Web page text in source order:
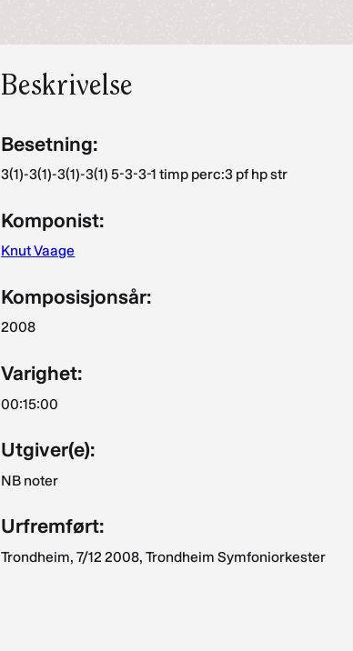
Beskrivelse
Besetning:
3(1)-3(1)-3(1)-3(1) 5-3-3-1 timp perc:3 pf hp str
Komponist:
Knut Vaage
Komposisjonsår:
2008
Varighet:
00:15:00
Utgiver(e):
NB noter
Urfremført:
Trondheim, 7/12 2008, Trondheim Symfoniorkester